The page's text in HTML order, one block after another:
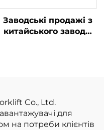
Заводські продажі з
китайського заводу:
вантажопідйомністю
3 т за конкурентною
ціною
Co., Ltd.
для
на потреби клієнтів